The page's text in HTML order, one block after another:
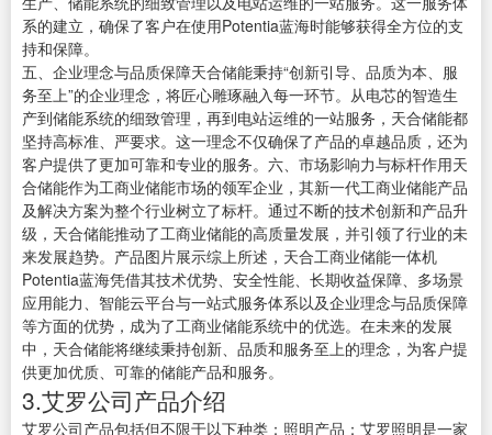
系的建立，确保了客户在使用Potentia蓝海时能够获得全方位的支
持和保障。
五、企业理念与品质保障天合储能秉持“创新引导、品质为本、服
务至上”的企业理念，将匠心雕琢融入每一环节。从电芯的智造生
产到储能系统的细致管理，再到电站运维的一站服务，天合储能都
坚持高标准、严要求。这一理念不仅确保了产品的卓越品质，还为
客户提供了更加可靠和专业的服务。六、市场影响力与标杆作用天
合储能作为工商业储能市场的领军企业，其新一代工商业储能产品
及解决方案为整个行业树立了标杆。通过不断的技术创新和产品升
级，天合储能推动了工商业储能的高质量发展，并引领了行业的未
来发展趋势。产品图片展示综上所述，天合工商业储能一体机
Potentia蓝海凭借其技术优势、安全性能、长期收益保障、多场景
应用能力、智能云平台与一站式服务体系以及企业理念与品质保障
等方面的优势，成为了工商业储能系统中的优选。在未来的发展
中，天合储能将继续秉持创新、品质和服务至上的理念，为客户提
供更加优质、可靠的储能产品和服务。
3.艾罗公司产品介绍
艾罗公司产品包括但不限于以下种类：照明产品：艾罗照明是一家